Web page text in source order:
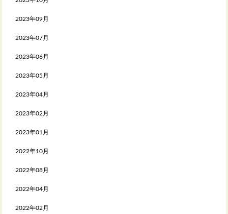
2023年09月
2023年07月
2023年06月
2023年05月
2023年04月
2023年02月
2023年01月
2022年10月
2022年08月
2022年04月
2022年02月